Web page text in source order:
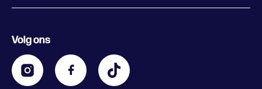
Contact
Zakelijk
Kids
Volg ons